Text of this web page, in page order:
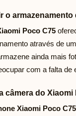
o
Poco C75
através de
ainda mais
com a falta de
câmera do Xiaomi
Xiaomi Poco C75